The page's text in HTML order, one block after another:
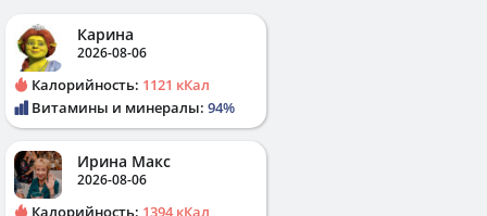
Карина
2026-08-06
Калорийность: 1121 кКал
Витамины и минералы: 94%
Ирина Макс
2026-08-06
Калорийность: 1394 кКал